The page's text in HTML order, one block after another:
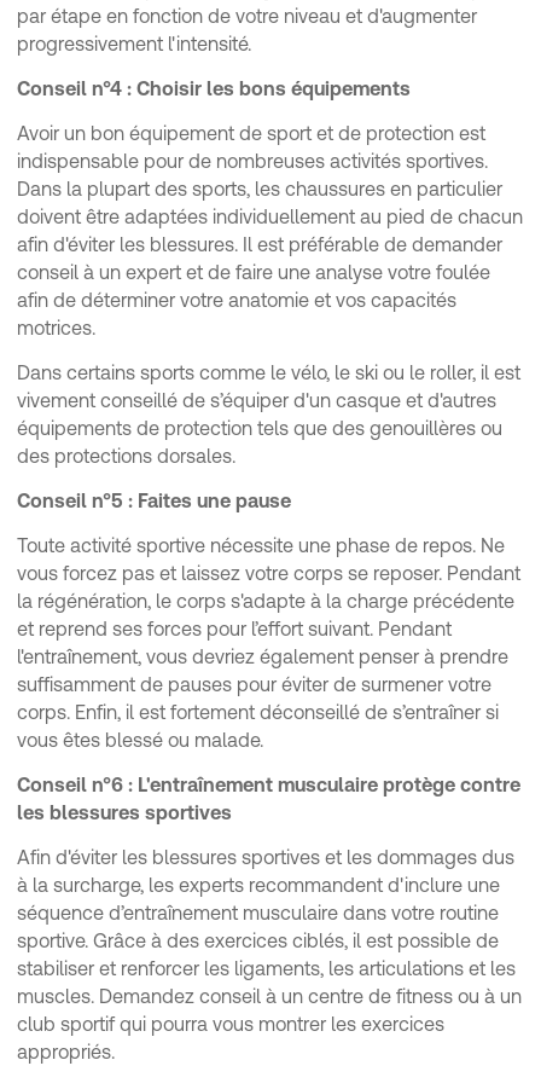
par étape en fonction de votre niveau et d'augmenter
progressivement l'intensité.
Conseil n°4 : Choisir les bons équipements
Avoir un bon équipement de sport et de protection est
indispensable pour de nombreuses activités sportives.
Dans la plupart des sports, les chaussures en particulier
doivent être adaptées individuellement au pied de chacun
afin d'éviter les blessures. Il est préférable de demander
conseil à un expert et de faire une analyse votre foulée
afin de déterminer votre anatomie et vos capacités
motrices.
Dans certains sports comme le vélo, le ski ou le roller, il est
vivement conseillé de s’équiper d'un casque et d'autres
équipements de protection tels que des genouillères ou
des protections dorsales.
Conseil n°5 : Faites une pause
Toute activité sportive nécessite une phase de repos. Ne
vous forcez pas et laissez votre corps se reposer. Pendant
la régénération, le corps s'adapte à la charge précédente
et reprend ses forces pour l’effort suivant. Pendant
l'entraînement, vous devriez également penser à prendre
suffisamment de pauses pour éviter de surmener votre
corps. Enfin, il est fortement déconseillé de s’entraîner si
vous êtes blessé ou malade.
Conseil n°6 : L'entraînement musculaire protège contre
les blessures sportives
Afin d'éviter les blessures sportives et les dommages dus
à la surcharge, les experts recommandent d'inclure une
séquence d’entraînement musculaire dans votre routine
sportive. Grâce à des exercices ciblés, il est possible de
stabiliser et renforcer les ligaments, les articulations et les
muscles. Demandez conseil à un centre de fitness ou à un
club sportif qui pourra vous montrer les exercices
appropriés.